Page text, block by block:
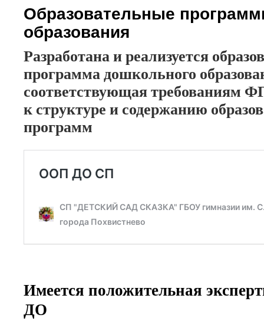
Образовательные
образования
Разработана и реализуется
программа дошкольного
соответствующая
к структуре и содержанию
программ
Имеется положительная
ДО